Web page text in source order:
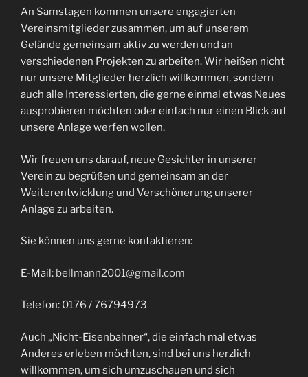
An Samstagen kommen unsere engagierten
Vereinsmitglieder zusammen, um auf unserem
Gelände gemeinsam aktiv zu werden und an
verschiedenen Projekten zu arbeiten. Wir heißen nicht
nur unsere Mitglieder herzlich willkommen, sondern
auch alle Interessierten, die gerne einmal etwas Neues
ausprobieren möchten oder einfach nur einen Blick auf
unsere Anlage werfen wollen.
Wir freuen uns darauf, neue Gesichter in unserer
Verein zu begrüßen und gemeinsam an der
Weiterentwicklung und Verschönerung unserer
Anlage zu arbeiten.
Sie können uns gerne kontaktieren:
E-Mail: bellmann2001@gmail.com
Telefon: 0176 / 76794973
Auch „Nicht-Eisenbahner“, die einfach mal etwas
Anderes erleben möchten, sind bei uns herzlich
willkommen, um sich umzuschauen und sich